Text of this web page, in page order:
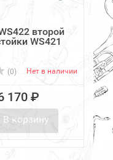
второй
WS421
(0) Нет в наличии
170 ₽
В корзину